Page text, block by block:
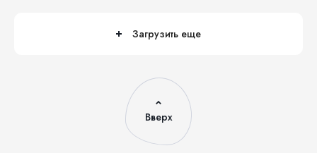
Загрузить еще
Вверх